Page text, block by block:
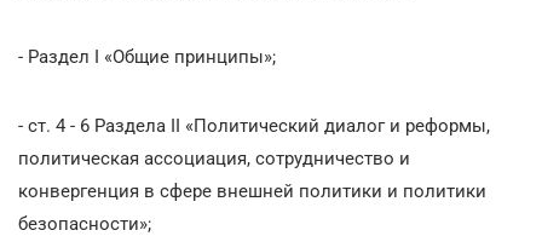
- Раздел I «Общие принципы»;
- ст. 4 - 6 Раздела II «Политический диалог и реформы,
политическая ассоциация, сотрудничество и
конвергенция в сфере внешней политики и политики
безопасности»;